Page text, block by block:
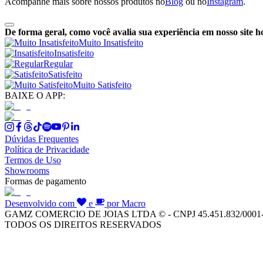
De forma geral, como você avalia sua experiência em nosso site
Muito Insatisfeito
Insatisfeito
Regular
Satisfeito
Muito Satisfeito
BAIXE O APP:
Dúvidas Frequentes
Política de Privacidade
Termos de Uso
Showrooms
Formas de pagamento
Desenvolvido com e
por Macro
GAMZ COMERCIO DE JOIAS LTDA © - CNPJ 45.451.832/
TODOS OS DIREITOS RESERVADOS